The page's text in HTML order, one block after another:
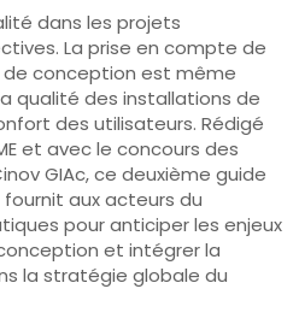
dans les projets
La prise en compte de
de conception est même
qualité des installations de
des utilisateurs. Rédigé
et avec le concours des
GIAc, ce deuxième guide
fournit aux acteurs du
pour anticiper les enjeux
et intégrer la
la stratégie globale du